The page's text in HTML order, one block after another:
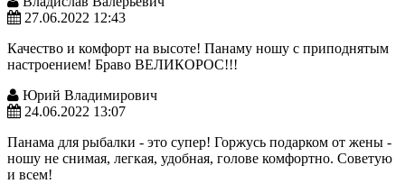
27.06.2022 12:43
Качество и комфорт на высоте! Панаму ношу с приподнятым
настроением! Браво ВЕЛИКОРОС!!!
Юрий Владимирович
24.06.2022 13:07
Панама для рыбалки - это супер! Горжусь подарком от жены -
ношу не снимая, легкая, удобная, голове комфортно. Советую
и всем!